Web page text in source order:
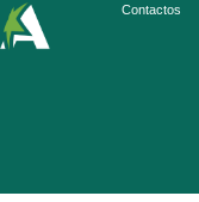
Contactos